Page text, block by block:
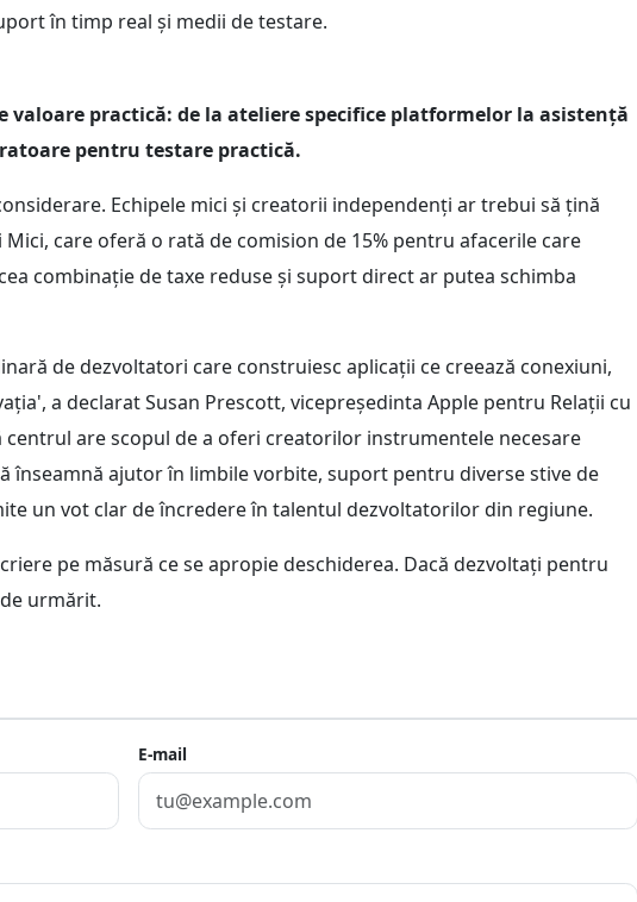
în timp real și medii de testare.
practică: de la ateliere specifice platformelor la asistență
pentru testare practică.
Echipele mici și creatorii independenți ar trebui să țină
care oferă o rată de comision de 15% pentru afacerile care
combinație de taxe reduse și suport direct ar putea schimba
de dezvoltatori care construiesc aplicații ce creează conexiuni,
a declarat Susan Prescott, vicepreședinta Apple pentru Relații cu
are scopul de a oferi creatorilor instrumentele necesare
înseamnă ajutor în limbile vorbite, suport pentru diverse stive de
un vot clar de încredere în talentul dezvoltatorilor din regiune.
pe măsură ce se apropie deschiderea. Dacă dezvoltați pentru
urmărit.
E-mail